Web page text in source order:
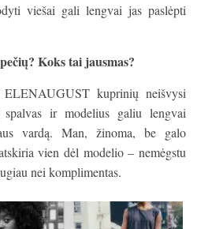
viešai gali lengvai jas paslėpti
pečių? Koks tai jausmas?
kuprinių neišvysi
ir modelius galiu lengvai
vardą. Man, žinoma, be galo
vien dėl modelio – nemėgstu
nei komplimentas.